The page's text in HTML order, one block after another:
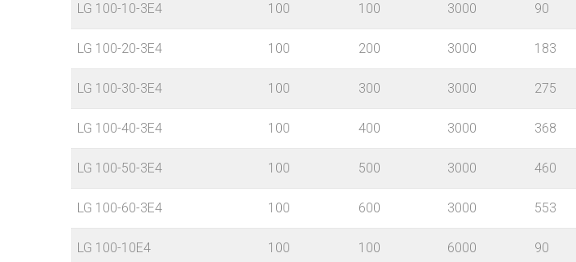
LG 100-10-3E4 100 100 3000 90
LG 100-20-3E4 100 200 3000 183
LG 100-30-3E4 100 300 3000 275
LG 100-40-3E4 100 400 3000 368
LG 100-50-3E4 100 500 3000 460
LG 100-60-3E4 100 600 3000 553
LG 100-10E4 100 100 6000 90